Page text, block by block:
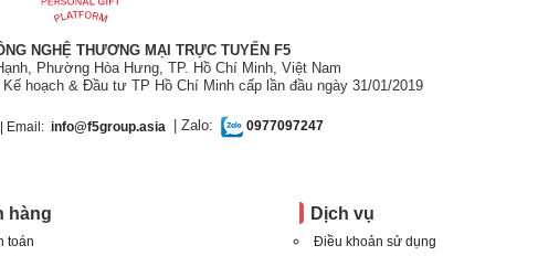
NGHỆ THƯƠNG MẠI TRỰC TUYẾN F5
Phường Hòa Hưng, TP. Hồ Chí Minh, Việt Nam
hoạch & Đầu tư TP Hồ Chí Minh cấp lần đầu ngày 31/01/2019
Email: info@f5group.asia | Zalo: 0977097247
hàng
toán
Dịch vụ
Điều khoản sử dụng